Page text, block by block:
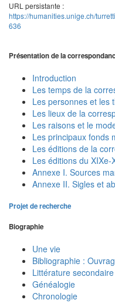
URL persistante :
https://humanities.unige.ch/
636
Présentation de la
Introduction
Les temps de la
Les personnes et les
Les lieux de la
Les raisons et le
Les principaux fonds
Les éditions de la
Les éditions du XIXe-
Annexe I. Sources
Annexe II. Sigles et
Projet de recherche
Biographie
Une vie
Bibliographie :
Littérature secondaire
Généalogie
Chronologie